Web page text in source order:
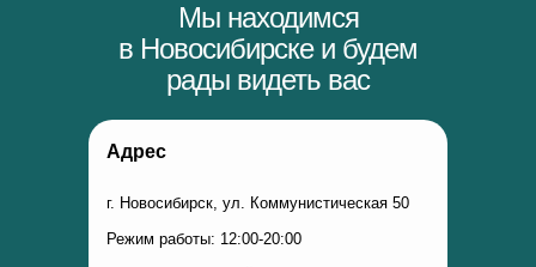
Мы находимся
в Новосибирске и будем
рады видеть вас
Адрес
г. Новосибирск, ул. Коммунистическая 50
Режим работы: 12:00-20:00